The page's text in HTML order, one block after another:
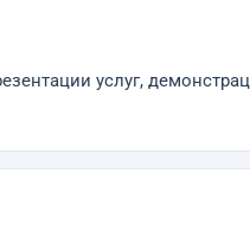
услуг,